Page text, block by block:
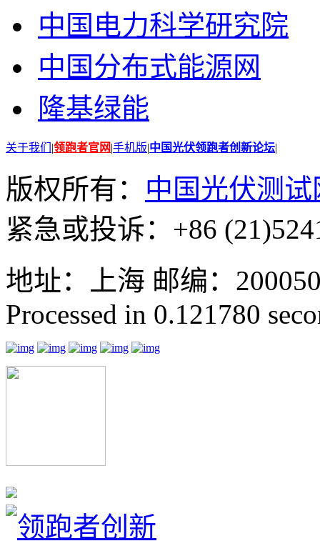
中国电力科学研究院
中国分布式能源网
隆基绿能
关于我们 |领跑者官网|手机版|中国光伏领跑者创新论坛|
版权所有： 中国光伏测试
紧急或投诉：+86
地址：上海 邮编：
Processed in 0.121780